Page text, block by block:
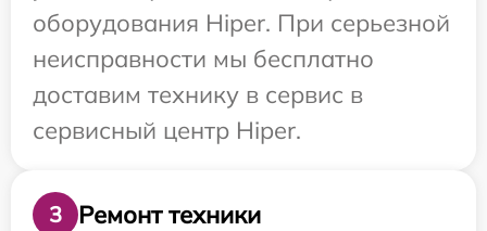
оборудования Hiper. При серьезной
неисправности мы бесплатно
доставим технику в сервис в
сервисный центр Hiper.
3
Ремонт техники